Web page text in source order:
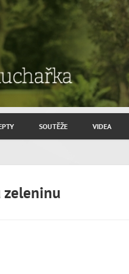
SOUTĚŽE VIDEA
zeleninu